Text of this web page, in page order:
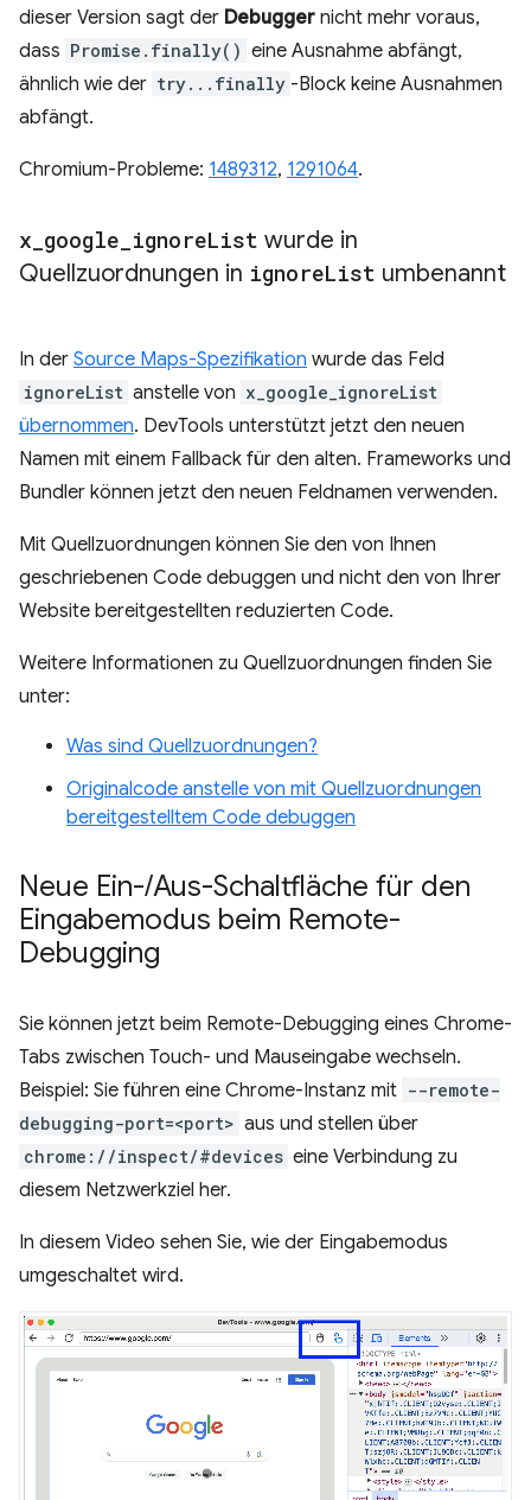
dieser Version sagt der Debugger nicht mehr voraus,
dass Promise.finally() eine Ausnahme abfängt,
ähnlich wie der try...finally -Block keine Ausnahmen
abfängt.
Chromium-Probleme: 1489312, 1291064.
x google ignoreList wurde in
Quellzuordnungen in ignoreList umbenannt
In der Source Maps-Spezifikation wurde das Feld
ignoreList anstelle von x_google_ignoreList
übernommen. DevTools unterstützt jetzt den neuen
Namen mit einem Fallback für den alten. Frameworks und
Bundler können jetzt den neuen Feldnamen verwenden.
Mit Quellzuordnungen können Sie den von Ihnen
geschriebenen Code debuggen und nicht den von Ihrer
Website bereitgestellten reduzierten Code.
Weitere Informationen zu Quellzuordnungen finden Sie
unter:
Was sind Quellzuordnungen?
Originalcode anstelle von mit Quellzuordnungen
bereitgestelltem Code debuggen
Neue Ein-/Aus-Schaltfläche für den
Eingabemodus beim Remote-
Debugging
Sie können jetzt beim Remote-Debugging eines Chrome-
Tabs zwischen Touch- und Mauseingabe wechseln.
Beispiel: Sie führen eine Chrome-Instanz mit --remote-
debugging-port=<port> aus und stellen über
chrome://inspect/#devices eine Verbindung zu
diesem Netzwerkziel her.
In diesem Video sehen Sie, wie der Eingabemodus
umgeschaltet wird.